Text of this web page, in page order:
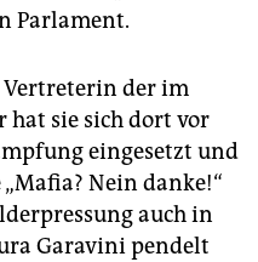
Parlament.
der im
hat sie sich dort vor
eingesetzt und
Nein danke!“
auch in
Garavini pendelt